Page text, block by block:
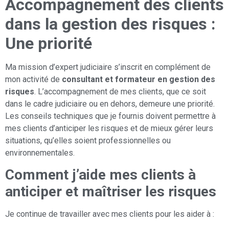
Accompagnement des clients
dans la gestion des risques :
Une priorité
Ma mission d’expert judiciaire s’inscrit en complément de
mon activité de consultant et formateur en gestion des
risques. L’accompagnement de mes clients, que ce soit
dans le cadre judiciaire ou en dehors, demeure une priorité.
Les conseils techniques que je fournis doivent permettre à
mes clients d’anticiper les risques et de mieux gérer leurs
situations, qu’elles soient professionnelles ou
environnementales.
Comment j’aide mes clients à
anticiper et maîtriser les risques
Je continue de travailler avec mes clients pour les aider à :